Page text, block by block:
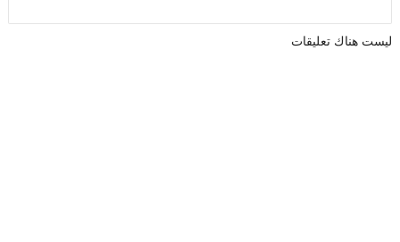
ليست هناك تعليقات